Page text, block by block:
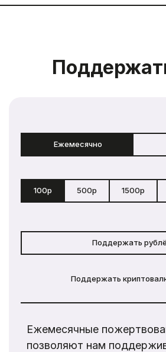
Ежемесячно
100р 500р 1500р
Поддержать
Поддержать
Ежемесячные
позволяют нам